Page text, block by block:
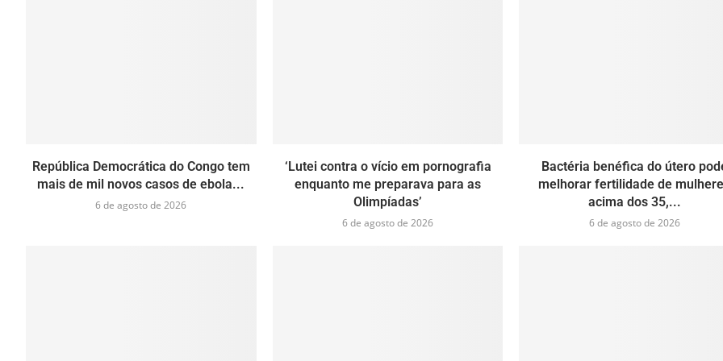
República Democrática do Congo tem
mais de mil novos casos de ebola...
6 de agosto de 2026
‘Lutei contra o vício em pornografia
enquanto me preparava para as
Olimpíadas’
6 de agosto de 2026
Bactéria benéfica do útero
melhorar fertilidade de
acima dos 35,...
6 de agosto de 2026